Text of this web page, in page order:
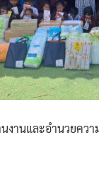
านและอำนวยคว